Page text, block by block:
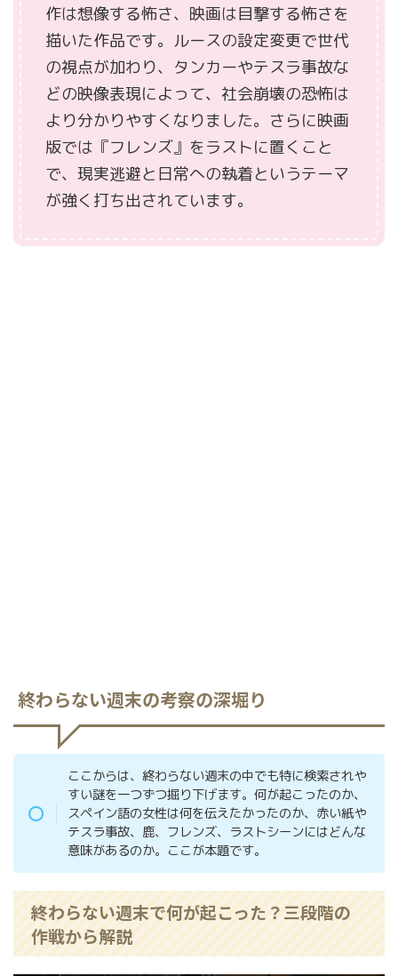
作は想像する怖さ、映画は目撃する怖さを
描いた作品です。ルースの設定変更で世代
の視点が加わり、タンカーやテスラ事故な
どの映像表現によって、社会崩壊の恐怖は
より分かりやすくなりました。さらに映画
版では『フレンズ』をラストに置くこと
で、現実逃避と日常への執着というテーマ
が強く打ち出されています。
終わらない週末の考察の深堀り
ここからは、終わらない週末の中でも特に検索されや
すい謎を一つずつ掘り下げます。何が起こったのか、
スペイン語の女性は何を伝えたかったのか、赤い紙や
テスラ事故、鹿、フレンズ、ラストシーンにはどんな
意味があるのか。ここが本題です。
終わらない週末で何が起こった？三段階の
作戦から解説